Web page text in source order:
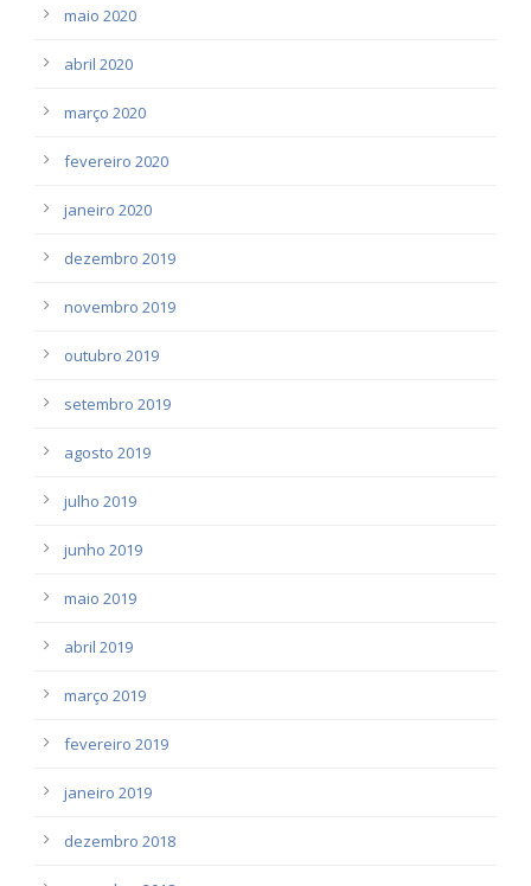
maio 2020
abril 2020
março 2020
fevereiro 2020
janeiro 2020
dezembro 2019
novembro 2019
outubro 2019
setembro 2019
agosto 2019
julho 2019
junho 2019
maio 2019
abril 2019
março 2019
fevereiro 2019
janeiro 2019
dezembro 2018